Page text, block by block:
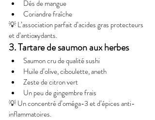
Dés de mangue
Coriandre fraîche
💡 L’association parfait d’acides gras protecteurs
et d’antioxydants.
3. Tartare de saumon aux herbes
Saumon cru de qualité sushi
Huile d’olive, ciboulette, aneth
Zeste de citron vert
Un peu de gingembre frais
💡 Un concentré d’oméga-3 et d’épices anti-
inflammatoires.